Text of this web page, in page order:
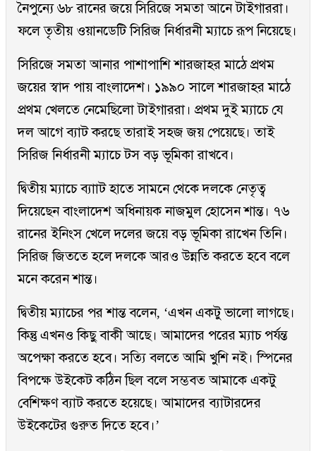
নৈপুন্যে ৬৮ রানের জয়ে সিরিজে সমতা আনে টাইগাররা।
ফলে তৃতীয় ওয়ানডেটি সিরিজ নির্ধারনী ম্যাচে রূপ নিয়েছে।
সিরিজে সমতা আনার পাশাপাশি শারজাহর মাঠে প্রথম
জয়ের স্বাদ পায় বাংলাদেশ। ১৯৯০ সালে শারজাহর মাঠে
প্রথম খেলতে নেমেছিলো টাইগাররা। প্রথম দুই ম্যাচে যে
দল আগে ব্যাট করছে তারাই সহজ জয় পেয়েছে। তাই
সিরিজ নির্ধারনী ম্যাচে টস বড় ভূমিকা রাখবে।
দ্বিতীয় ম্যাচে ব্যাাট হাতে সামনে থেকে দলকে নেতৃত্ব
দিয়েছেন বাংলাদেশ অধিনায়ক নাজমুল হোসেন শান্ত। ৭৬
রানের ইনিংস খেলে দলের জয়ে বড় ভূমিকা রাখেন তিনি।
সিরিজ জিততে হলে দলকে আরও উন্নতি করতে হবে বলে
মনে করেন শান্ত।
দ্বিতীয় ম্যাচের পর শান্ত বলেন, ‘এখন একটু ভালো লাগছে।
কিন্তু এখনও কিছু বাকী আছে। আমাদের পরের ম্যাচ পর্যন্ত
অপেক্ষা করতে হবে। সত্যি বলতে আমি খুশি নই। স্পিনের
বিপক্ষে উইকেট কঠিন ছিল বলে সম্ভবত আমাকে একটু
বেশিক্ষণ ব্যাট করতে হয়েছে। আমাদের ব্যাটারদের
উইকেটের গুরুত দিতে হবে।’